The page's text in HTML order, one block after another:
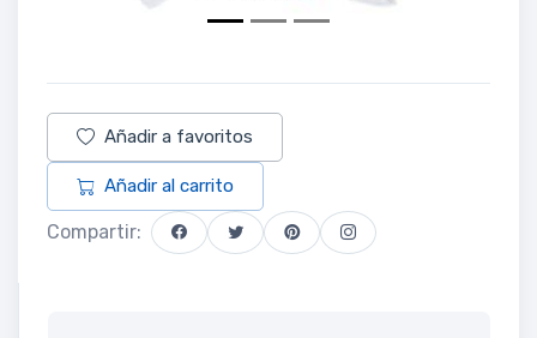
Añadir a favoritos
Añadir al carrito
Compartir: